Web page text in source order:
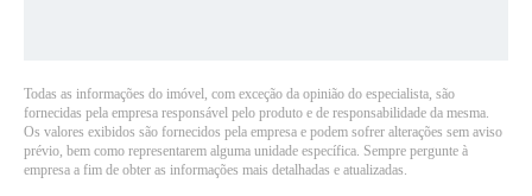
Todas as informações do imóvel, com exceção da opinião do especialista, são
fornecidas pela empresa responsável pelo produto e de responsabilidade da mesma.
Os valores exibidos são fornecidos pela empresa e podem sofrer alterações sem aviso
prévio, bem como representarem alguma unidade específica. Sempre pergunte à
empresa a fim de obter as informações mais detalhadas e atualizadas.